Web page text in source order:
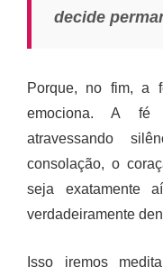
decide
Porque, no fim, a
emociona. A fé
atravessando
consolação, o
seja exatamente
verdadeiramente
Isso iremos